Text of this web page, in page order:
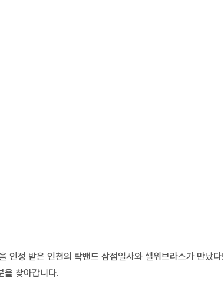
인정 받은 인천의 락밴드 삼점일사와 셀위브라스가 만났다!
을 찾아갑니다.